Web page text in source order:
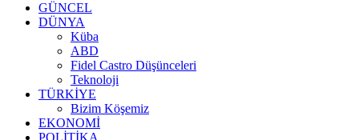
GÜNCEL
DÜNYA
Küba
ABD
Fidel Castro Düşünceleri
Teknoloji
TÜRKİYE
Bizim Köşemiz
EKONOMİ
POLİTİKA